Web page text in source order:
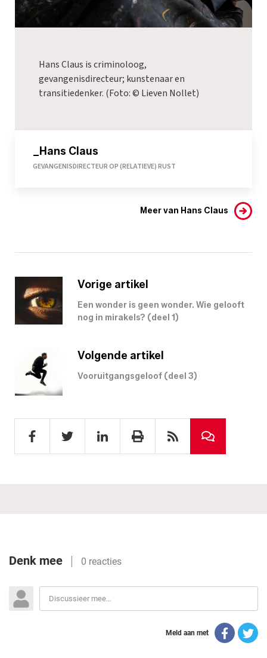
Hans Claus is criminoloog,
gevangenisdirecteur; kunstenaar en
transitiedenker. (Foto: © Lieven Nollet)
_Hans Claus
GEVANGENISDIRECTEUR OP (RELATIEVE) RUST
Meer van Hans Claus
Vorige artikel
Een wonder is geen wonder. Wie gelooft
nog in mirakels? (deel 1)
Volgende artikel
­­­­­­Vooruitgangsgeloof (deel 3)